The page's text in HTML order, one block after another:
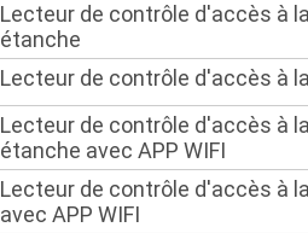
Lecteur de contrôle d'accès à
étanche
Lecteur de contrôle d'accès à
Lecteur de contrôle d'accès à
étanche avec APP WIFI
Lecteur de contrôle d'accès à
avec APP WIFI